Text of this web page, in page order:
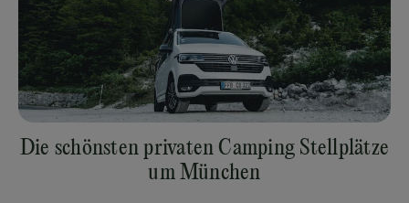
Die schönsten privaten Camping Stellplätze
um München